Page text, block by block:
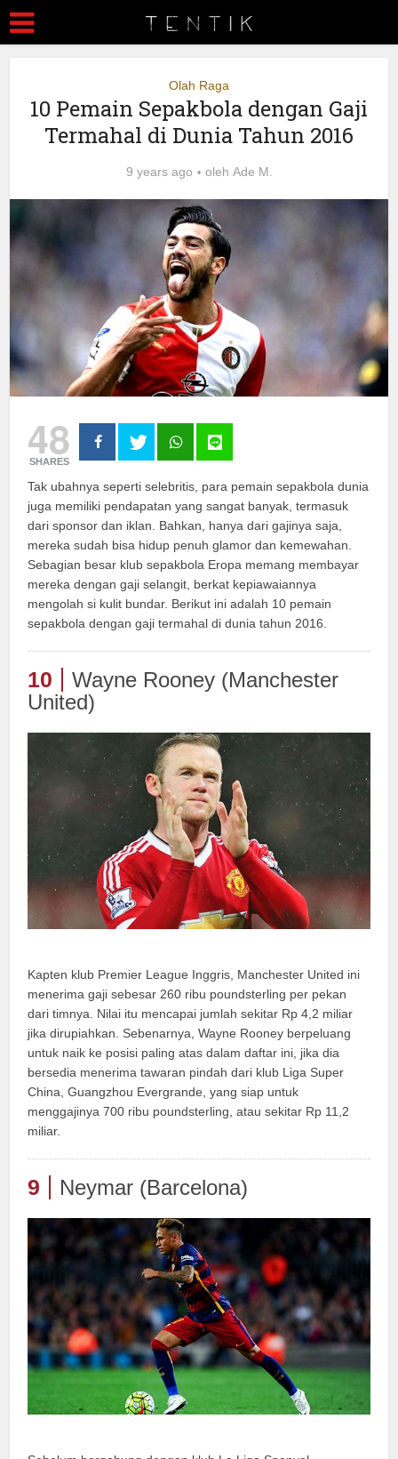
Olah Raga
10 Pemain Sepakbola dengan Gaji
Termahal di Dunia Tahun 2016
9 years ago oleh Ade M.
48
SHARES
Tak ubahnya seperti selebritis, para pemain sepakbola dunia
juga memiliki pendapatan yang sangat banyak, termasuk
dari sponsor dan iklan. Bahkan, hanya dari gajinya saja,
mereka sudah bisa hidup penuh glamor dan kemewahan.
Sebagian besar klub sepakbola Eropa memang membayar
mereka dengan gaji selangit, berkat kepiawaiannya
mengolah si kulit bundar. Berikut ini adalah 10 pemain
sepakbola dengan gaji termahal di dunia tahun 2016.
10
Wayne Rooney (Manchester
United)
Kapten klub Premier League Inggris, Manchester United ini
menerima gaji sebesar 260 ribu poundsterling per pekan
dari timnya. Nilai itu mencapai jumlah sekitar Rp 4,2 miliar
jika dirupiahkan. Sebenarnya, Wayne Rooney berpeluang
untuk naik ke posisi paling atas dalam daftar ini, jika dia
bersedia menerima tawaran pindah dari klub Liga Super
China, Guangzhou Evergrande, yang siap untuk
menggajinya 700 ribu poundsterling, atau sekitar Rp 11,2
miliar.
9 Neymar (Barcelona)